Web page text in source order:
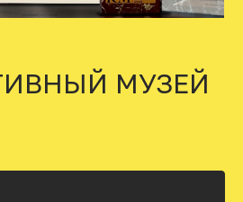
МУЗЕЙ